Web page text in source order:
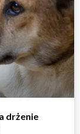
drżenie